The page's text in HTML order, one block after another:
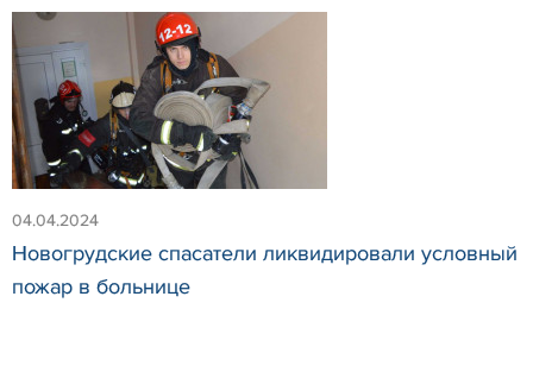
04.04.2024
Новогрудские спасатели ликвидировали условный
пожар в больнице